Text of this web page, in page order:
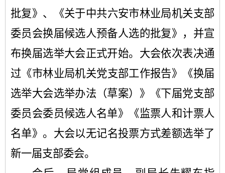
批复》 、
《关于中共六安市林业局机关支部
委员会换届候选人预备人选的批复》 ， 并宣
布换届选举大会正式开始。大会依次表决通
过 《市林业局机关党支部工作报告》
《换届
选举大会选举办法（草案）》
《下届党支部
委员会委员候选人名单》
《监票人和计票人
名单》 。大会以无记名投票方式差额选举了
新一届支部委会。